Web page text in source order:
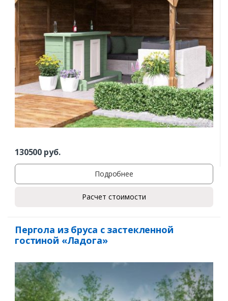
130500 руб.
Подробнее
Расчет стоимости
Пергола из бруса с застекленной
гостиной «Ладога»